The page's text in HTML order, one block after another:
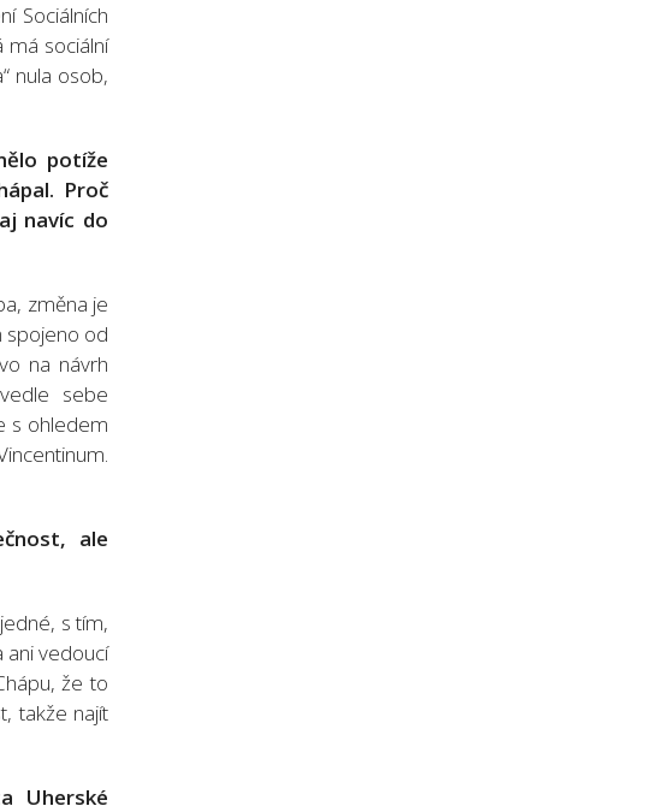
Sociálních
má sociální
nula osob,
potíže
Proč
navíc do
změna je
spojeno od
na návrh
sebe
s ohledem
ale
s tím,
ani vedoucí
že to
takže najít
Uherské